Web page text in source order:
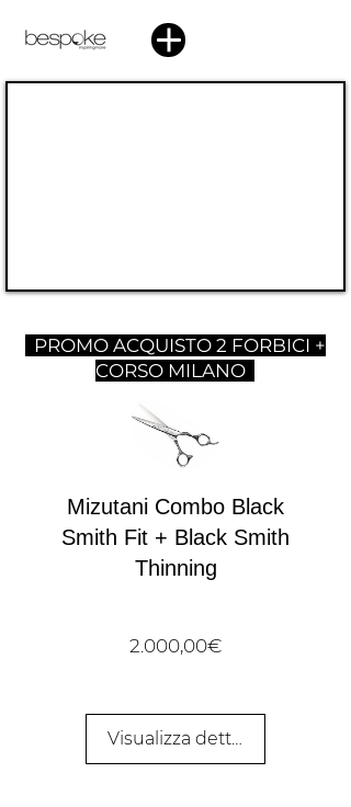
PROMO ACQUISTO 2 FORBICI +
CORSO MILANO
Mizutani Combo Black
Smith Fit + Black Smith
Thinning
2.000,00€Prezzo
Visualizza dettagli